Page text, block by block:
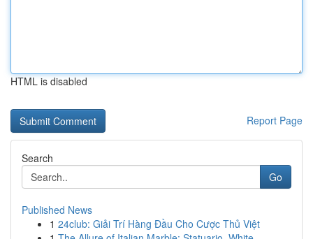
HTML is disabled
Report Page
Search
Go
Published News
1 24club: Giải Trí Hàng Đầu Cho Cược Thủ Việt